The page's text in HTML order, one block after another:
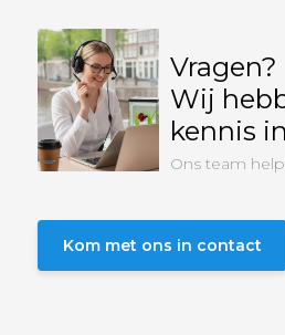
Vragen?
Wij
kennis
Ons team
Kom met ons in contact